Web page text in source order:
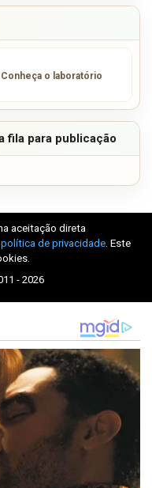
o laboratório
fila para publicação
aceitação direta
política de privacidade. Este
- 2026